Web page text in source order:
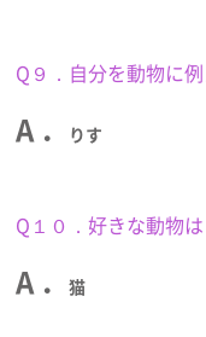
Q９．自分を動物に
A ． りす
Q１０．好きな動物は
A ．猫